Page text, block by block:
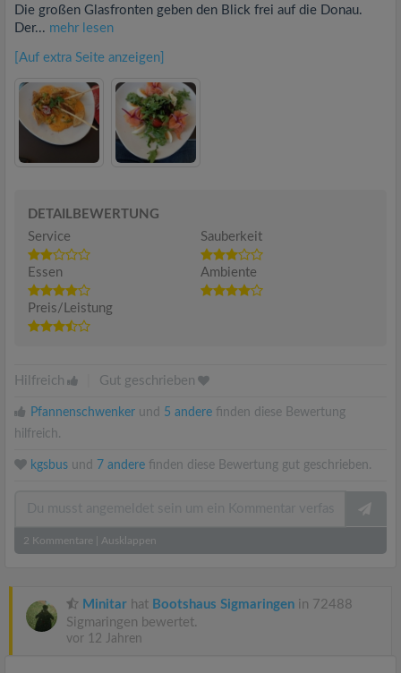
Die großen Glasfronten geben den Blick frei auf die Donau.
Der... mehr lesen
[Auf extra Seite anzeigen]
DETAILBEWERTUNG
Service
Sauberkeit
Essen Ambiente
Preis/Leistung
Hilfreich Gut geschrieben
Pfannenschwenker und 5 andere finden diese Bewertung
hilfreich.
kgsbus und 7 andere finden diese Bewertung gut geschrieben.
2 Kommentare Ausklappen
Minitar hat Bootshaus Sigmaringen in 72488
Sigmaringen bewertet.
vor 12 Jahren